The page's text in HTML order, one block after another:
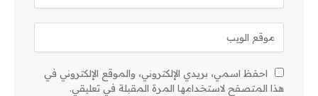
احفظ اسمي، بريدي الإلكتروني، والموقع الإلكتروني في
هذا المتصفح لاستخدامها المرة المقبلة في تعليقي.